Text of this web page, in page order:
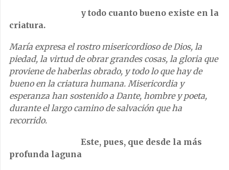
y todo cuanto bueno existe en la
criatura.
María expresa el rostro misericordioso de Dios, la
piedad, la virtud de obrar grandes cosas, la gloria que
proviene de haberlas obrado, y todo lo que hay de
bueno en la criatura humana. Misericordia y
esperanza han sostenido a Dante, hombre y poeta,
durante el largo camino de salvación que ha
recorrido.
Este, pues, que desde la más
profunda laguna